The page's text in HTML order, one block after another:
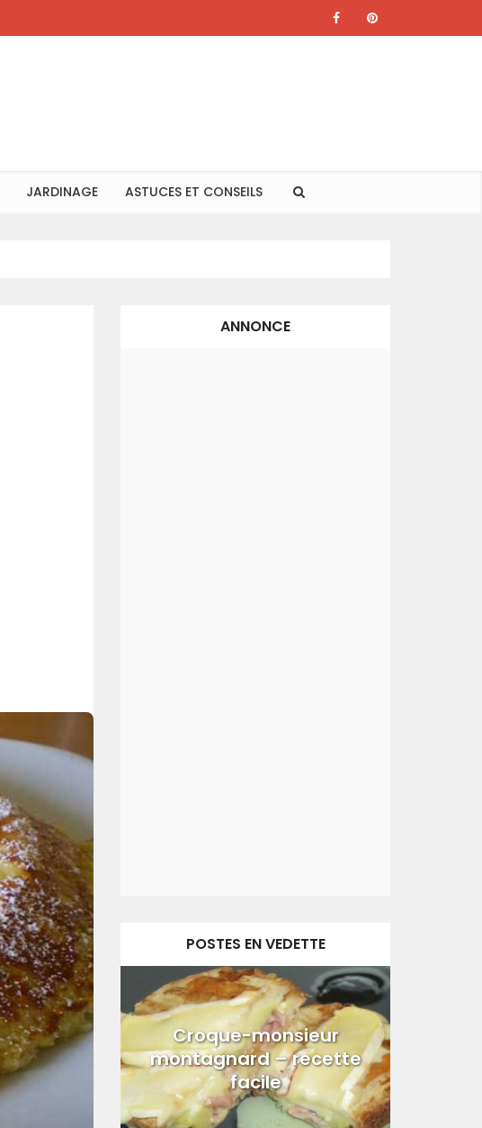
JARDINAGE ASTUCES ET CONSEILS
ANNONCE
POSTES EN VEDETTE
Croque-monsieur
montagnard – recette
facile